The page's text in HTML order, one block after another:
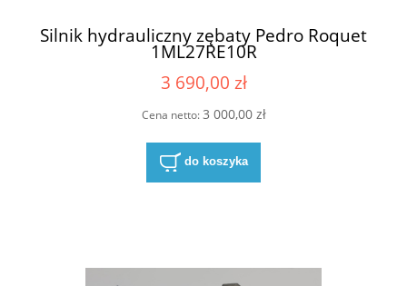
Silnik hydrauliczny zębaty Pedro Roquet
1ML27RE10R
3 690,00 zł
Cena netto:3 000,00 zł
do koszyka